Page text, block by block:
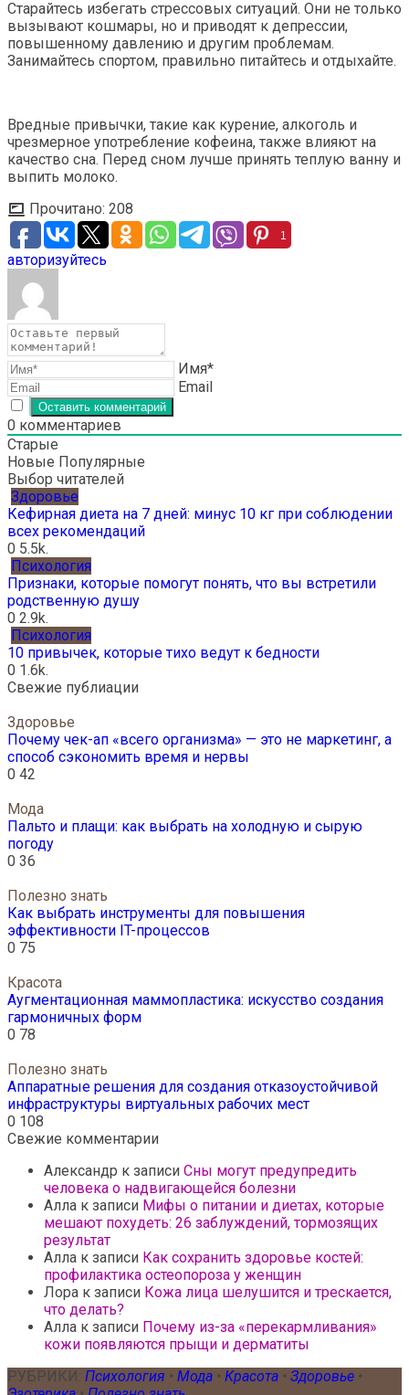
Старайтесь избегать стрессовых ситуаций. Они не только
вызывают кошмары, но и приводят к депрессии,
повышенному давлению и другим проблемам.
Занимайтесь спортом, правильно питайтесь и отдыхайте.
Вредные привычки, такие как курение, алкоголь и
чрезмерное употребление кофеина, также влияют на
качество сна. Перед сном лучше принять теплую ванну и
выпить молоко.
Прочитано: 208
1
авторизуйтесь
Имя*
Email
0 комментариев
Старые
Новые Популярные
Выбор читателей
Здоровье
Кефирная диета на 7 дней: минус 10 кг при соблюдении
всех рекомендаций
0 5.5k.
Психология
Признаки, которые помогут понять, что вы встретили
родственную душу
0 2.9k.
Психология
10 привычек, которые тихо ведут к бедности
0 1.6k.
Свежие публиации
Здоровье
Почему чек-ап «всего организма» — это не маркетинг, а
способ сэкономить время и нервы
0 42
Мода
Пальто и плащи: как выбрать на холодную и сырую
погоду
0 36
Полезно знать
Как выбрать инструменты для повышения
эффективности IT-процессов
0 75
Красота
Аугментационная маммопластика: искусство создания
гармоничных форм
0 78
Полезно знать
Аппаратные решения для создания отказоустойчивой
инфраструктуры виртуальных рабочих мест
0 108
Свежие комментарии
Александр к записи Сны могут предупредить
человека о надвигающейся болезни
Алла к записи Мифы о питании и диетах, которые
мешают похудеть: 26 заблуждений, тормозящих
результат
Алла к записи Как сохранить здоровье костей:
профилактика остеопороза у женщин
Лора к записи Кожа лица шелушится и трескается,
что делать?
Алла к записи Почему из-за «перекармливания»
кожи появляются прыщи и дерматиты
РУБРИКИ: Психология • Мода • Красота • Здоровье •